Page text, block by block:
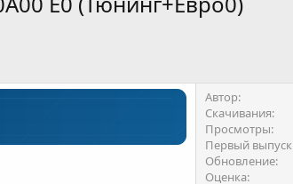
Автор
Скачивания
Просмотры
Первый выпуск
Обновление
Оценка